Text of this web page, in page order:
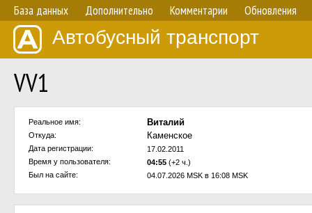
База данных Дополнительно Комментарии Обновления
Автобусный транспорт
VV1
Реальное имя: Виталий
Откуда: Каменское
Дата регистрации:
17.02.2011
Время у пользователя:
04:55 (+2 ч.)
Был на сайте:
04.07.2026 MSK в 16:08 MSK